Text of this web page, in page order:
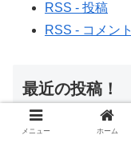
RSS - 投稿
RSS - コメント
最近の投稿！
メニュー ホーム